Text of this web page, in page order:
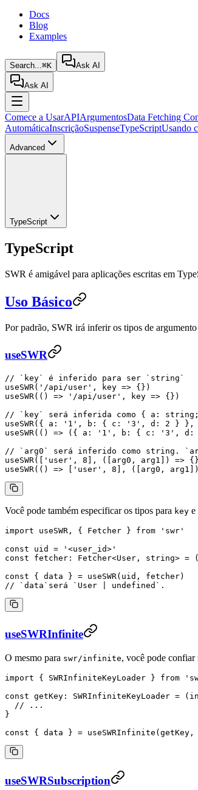
Docs
Blog
Examples
Search...⌘K Ask AI
Ask AI
Comece a UsarAPIArgumentosData Fetching
AutomáticaInscriçãoSuspenseTypeScriptUsando
Advanced
TypeScript
TypeScript
SWR é amigável para aplicações escritas em
Uso Básico
Por padrão, SWR irá inferir os tipos de
useSWR
// `key` é inferido para ser `string`
useSWR( '/api/user' , key => {})
useSWR(() => '/api/user' , key => {})
// `key` será inferida como { a:
useSWR({ a: '1' , b: { c: '3' , d: 2 } },
useSWR(() => ({ a: '1' , b: { c: '3' , d:
// `arg0` será inferido como string.
useSWR([ 'user' , 8 ], ([ arg0 , arg1 ]) =>
useSWR(() => 'user' , 8 ], ([ arg0 , arg1
Você pode também especificar os tipos para key e
import useSWR, { Fetcher } from 'swr'
const uid = '<user_id>'
const fetcher : Fetcher<User , string> = (
const { data } = useSWR(uid, fetcher)
// `data`será `User | undefined`.
useSWRInfinite
O mesmo para swr/infinite, você pode confiar
import { SWRInfiniteKeyLoader } from
const getKey : SWRInfiniteKeyLoader = (
  // ...
}
const { data } = useSWRInfinite
useSWRSubscription